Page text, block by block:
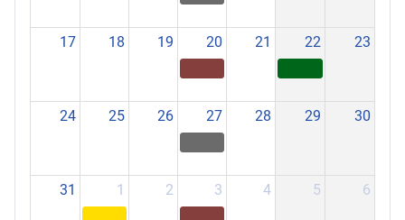
17 18 19 20 21 22 23
24 25 26 27 28 29 30
31 1 2 3 4 5 6